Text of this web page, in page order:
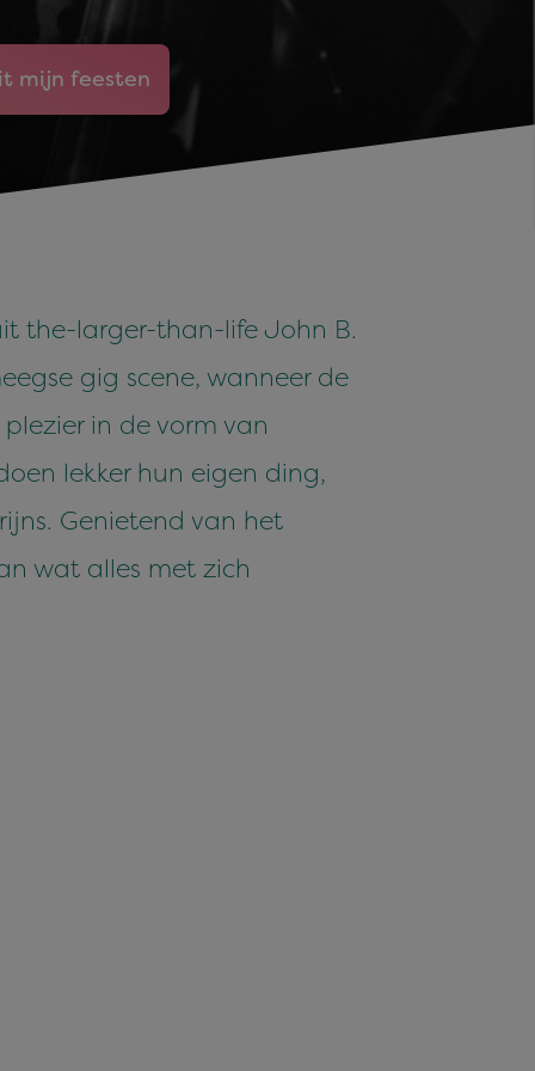
mijn feesten
the-larger-than-life John B.
gig scene, wanneer de
in de vorm van
lekker hun eigen ding,
Genietend van het
wat alles met zich